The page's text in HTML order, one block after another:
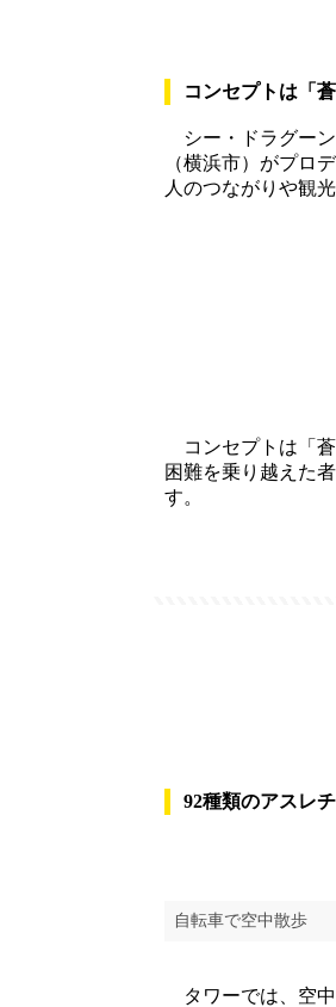
コンセプトは「
シー・ドラグーン
（横浜市）がプロ
人のつながりや観
コンセプトは「蒼
困難を乗り越えた
す。
92種類のアスレ
自転車で空中散歩
タワーでは、空中